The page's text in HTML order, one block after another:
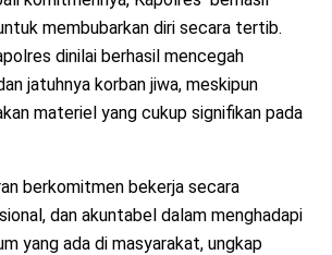
membubarkan diri secara tertib.
dinilai berhasil mencegah
jatuhnya korban jiwa, meskipun
materiel yang cukup signifikan pada
berkomitmen bekerja secara
dan akuntabel dalam menghadapi
yang ada di masyarakat, ungkap